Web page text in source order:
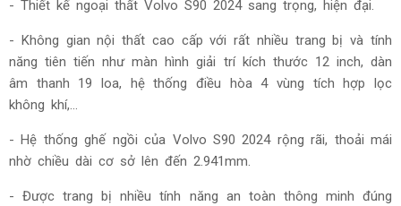
- Thiết kế ngoại thất Volvo S90 2024 sang trọng, hiện đại.
- Không gian nội thất cao cấp với rất nhiều trang bị và tính
năng tiên tiến như màn hình giải trí kích thước 12 inch, dàn
âm thanh 19 loa, hệ thống điều hòa 4 vùng tích hợp lọc
không khí,…
- Hệ thống ghế ngồi của Volvo S90 2024 rộng rãi, thoải mái
nhờ chiều dài cơ sở lên đến 2.941mm.
- Được trang bị nhiều tính năng an toàn thông minh đúng